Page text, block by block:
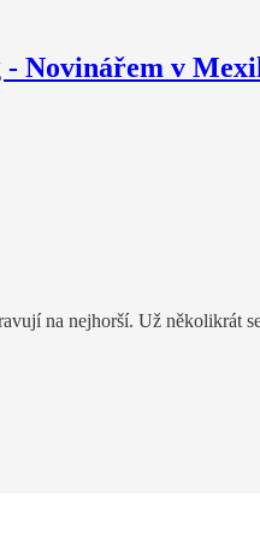
- Novinářem v
na nejhorší. Už několikrát